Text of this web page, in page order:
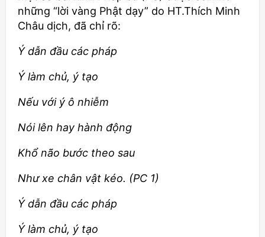
những “lời vàng Phật dạy” do HT.Thích Minh
Châu dịch, đã chỉ rõ:
Ý dẫn đầu các pháp
Ý làm chủ, ý tạo
Nếu với ý ô nhiễm
Nói lên hay hành động
Khổ não bước theo sau
Như xe chân vật kéo. (PC 1)
Ý dẫn đầu các pháp
Ý làm chủ, ý tạo